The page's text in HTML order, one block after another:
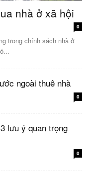
nhà ở xã hội
0
trong chính sách nhà ở
ngoài thuê nhà
0
lưu ý quan trọng
0